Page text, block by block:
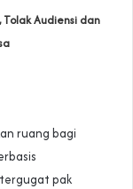
Tolak Audiensi dan
ruang bagi
pak